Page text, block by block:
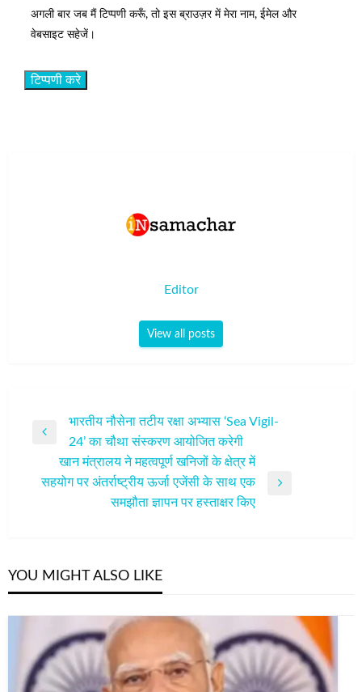
अगली बार जब मैं टिप्पणी करूँ, तो इस ब्राउज़र में मेरा नाम, ईमेल और
वेबसाइट सहेजें।
Editor
View all posts
नेविगेशन
Previous
भारतीय नौसेना तटीय रक्षा अभ्यास ‘Sea Vigil-
24’ का चौथा संस्करण आयोजित करेगी
Next
खान मंत्रालय ने महत्वपूर्ण खनिजों के क्षेत्र में
सहयोग पर अंतर्राष्ट्रीय ऊर्जा एजेंसी के साथ एक
समझौता ज्ञापन पर हस्ताक्षर किए
YOU MIGHT ALSO LIKE